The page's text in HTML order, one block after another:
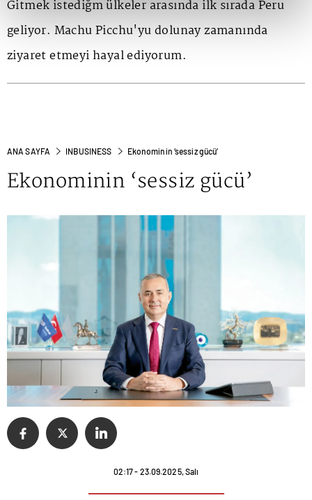
Gitmek istediğm ülkeler arasında ilk sırada Peru
geliyor. Machu Picchu'yu dolunay zamanında
ziyaret etmeyi hayal ediyorum.
ANA SAYFA INBUSINESS Ekonominin ‘sessiz gücü’
Ekonominin ‘sessiz gücü’
02:17 - 23.09.2025, Salı